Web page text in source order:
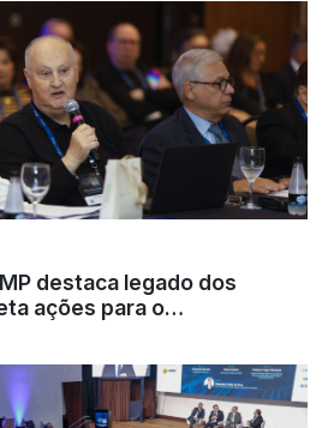
destaca legado dos
ações para o